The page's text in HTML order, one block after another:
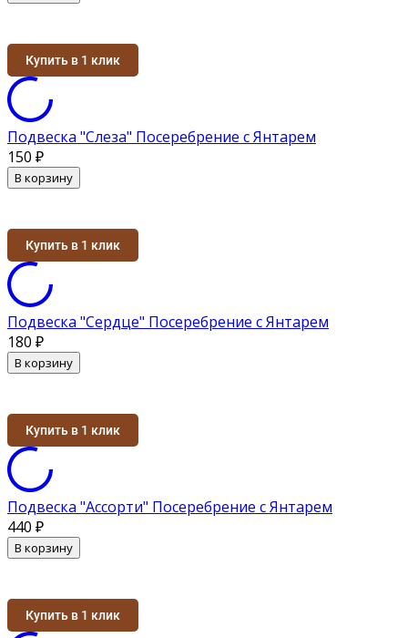
Купить в 1 клик
Подвеска "Слеза" Посеребрение с Янтарем
150 ₽
В корзину
Купить в 1 клик
Подвеска "Сердце" Посеребрение с Янтарем
180 ₽
В корзину
Купить в 1 клик
Подвеска "Ассорти" Посеребрение с Янтарем
440 ₽
В корзину
Купить в 1 клик